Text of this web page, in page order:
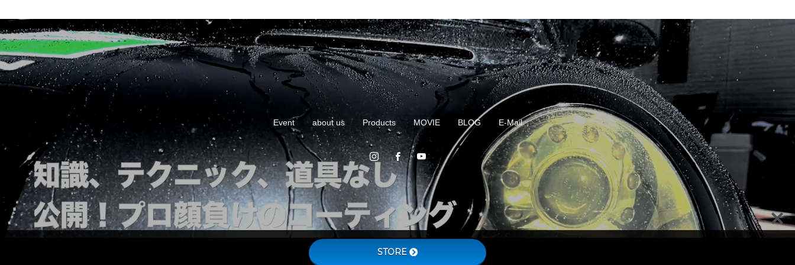
Event about us Products MOVIE BLOG E-Mail
Copyright © HISPE
STORE